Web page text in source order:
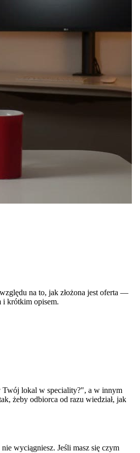
na to, jak złożona jest oferta —
i krótkim opisem.
Twój lokal w speciality?", a w innym
żeby odbiorca od razu wiedział, jak
wyciągniesz. Jeśli masz się czym